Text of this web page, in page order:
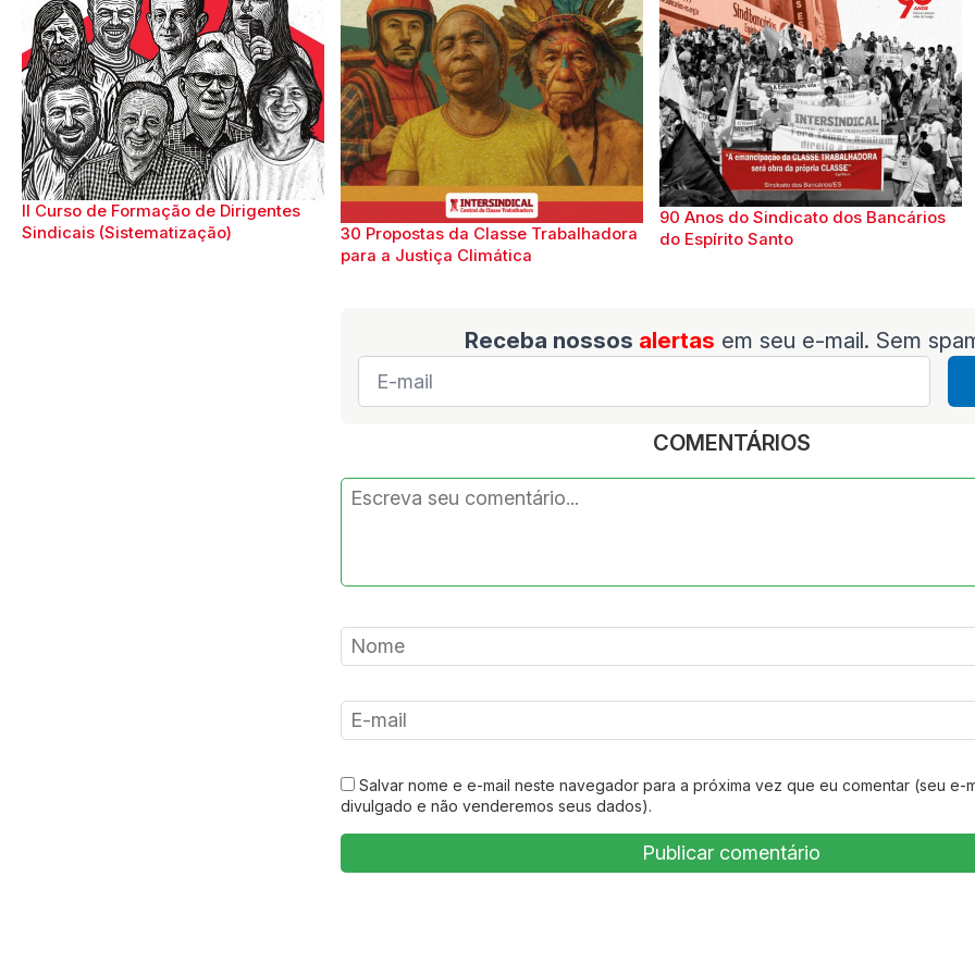
II Curso de Formação de Dirigentes
Sindicais (Sistematização)
30 Propostas da Classe Trabalhadora
para a Justiça Climática
90 Anos do Sindicato dos Bancários
do Espírito Santo
Receba nossos alertas em seu e-mail. Sem
E-
mail
COMENTÁRIOS
Salvar nome e e-mail neste navegador para a próxima vez que eu comentar (seu e-
divulgado e não venderemos seus dados).